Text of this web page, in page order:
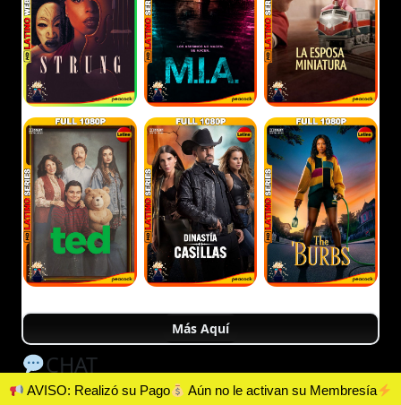
AVISO: Realizó su Pago Aún no le activan su Membresía
Más Aquí
CHAT